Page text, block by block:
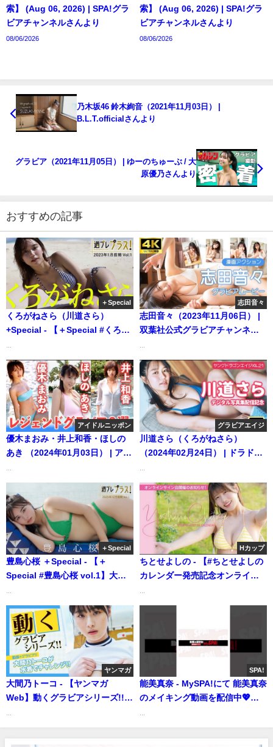
索】 (Aug 06, 2026) | SPA!グラ
ビアチャンネルさんより
08/06/2026
索】 (Aug 06, 2026) | SPA!グラ
ビアチャンネルさんより
08/06/2026
乃木坂46 鈴木絢音（2021年11月03日） |
B.L.T.officialさんより
グラビア（2021年11月05日） | ゆーのちゅーぶ / 大
原優乃さんより
おすすめの記事
＋Special
くろがねさら（川道さら）
+Special - 【＋Special #くろが
さわしい、“新世代バズガー
ル”がいきなり『週プレ プラ
ス！』に大抜擢!! ＜2023年1月前
期＞～Sara Kurogane～（2022
年12月27日） | 週プレ
Channel【集英社 週刊プレイボ
ーイ公式】さんより
...
志田音々
志田音々（2023年11月06日） |
双葉社公式グラビアチャンネル
...
アイドルニッポン
優木まおみ・井上和香・ほしの
あき （2024年01月03日） | アイ
ンネルさんより
グラビアエイジ
川道さら（くろがねさら）
（2024年02月24日） | ドラドラ
イジ公式マンガ動画CH】さんよ
＋Special
豊島心桜 ＋Special - 【＋
Special #豊島心桜 vol.1】大ト
ください♡＜2025年12月後期＞
―Cocoro Toyoshima (Dec 15,
2025) | 週プレChannel【集英社
週刊プレイボーイ公式】さんよ
り
Hカップ
ちとせよしの - 【#ちとせよしの
カレンダー発売記念オンライン
ヤンマガ
大間乃トーコ - 【ヤンマガ
Web】動くグラビアシリーズ!!
ースローチャレンジ②（2021年
02月10日） | 講談社ヤンマガch
SPA!
能美真奈 - MySPA!にて 能美真奈
のメイキング動画を配信中💖
ャンネルさんより